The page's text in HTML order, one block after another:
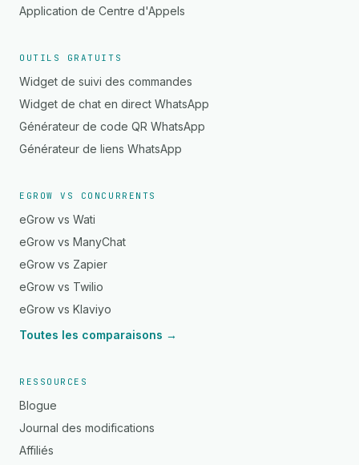
Application de Centre d'Appels
OUTILS GRATUITS
Widget de suivi des commandes
Widget de chat en direct WhatsApp
Générateur de code QR WhatsApp
Générateur de liens WhatsApp
EGROW VS CONCURRENTS
eGrow vs Wati
eGrow vs ManyChat
eGrow vs Zapier
eGrow vs Twilio
eGrow vs Klaviyo
Toutes les comparaisons →
RESSOURCES
Blogue
Journal des modifications
Affiliés